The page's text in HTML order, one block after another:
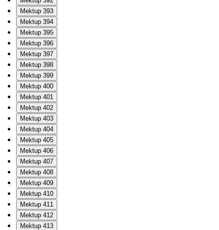
Mektup 393
Mektup 394
Mektup 395
Mektup 396
Mektup 397
Mektup 398
Mektup 399
Mektup 400
Mektup 401
Mektup 402
Mektup 403
Mektup 404
Mektup 405
Mektup 406
Mektup 407
Mektup 408
Mektup 409
Mektup 410
Mektup 411
Mektup 412
Mektup 413